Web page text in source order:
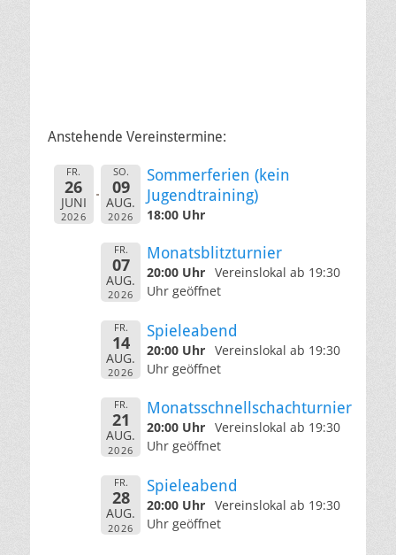
Anstehende Vereinstermine:
FR.
26
JUNI
2026
SO.
09
AUG.
2026
Sommerferien (kein
Jugendtraining)
18:00 Uhr
FR.
07
AUG.
2026
Monatsblitzturnier
20:00 Uhr Vereinslokal ab 19:30
Uhr geöffnet
FR.
14
AUG.
2026
Spieleabend
20:00 Uhr Vereinslokal ab 19:30
Uhr geöffnet
FR.
21
AUG.
2026
Monatsschnellschachturnier
20:00 Uhr Vereinslokal ab 19:30
Uhr geöffnet
FR.
28
AUG.
2026
Spieleabend
20:00 Uhr Vereinslokal ab 19:30
Uhr geöffnet